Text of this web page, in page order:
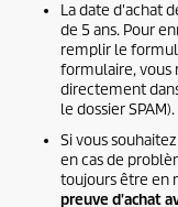
La date d'achat
de 5 ans. Pour
remplir le
formulaire, vous
directement
le dossier SPAM).
Si vous
en cas de
toujours être en
preuve d'achat